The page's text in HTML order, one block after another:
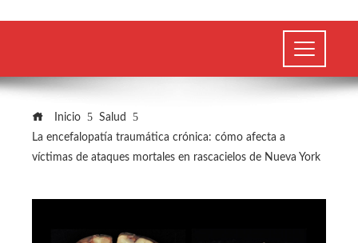
Inicio
Salud
La encefalopatía traumática crónica: cómo afecta a
víctimas de ataques mortales en rascacielos de Nueva York